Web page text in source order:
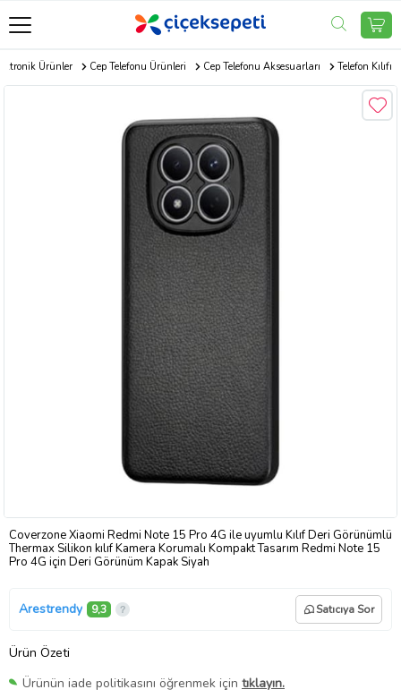
Ürünler Cep Telefonu Ürünleri Cep Telefonu Aksesuarları Telefon Kılıfı
Coverzone Xiaomi Redmi Note 15 Pro 4G ile uyumlu Kılıf Deri Görünümlü
Thermax Silikon kılıf Kamera Korumalı Kompakt Tasarım Redmi Note 15
Pro 4G için Deri Görünüm Kapak Siyah
Arestrendy 9,3 Satıcıya Sor
Ürün Özeti
Ürünün iade politikasını öğrenmek için tıklayın.